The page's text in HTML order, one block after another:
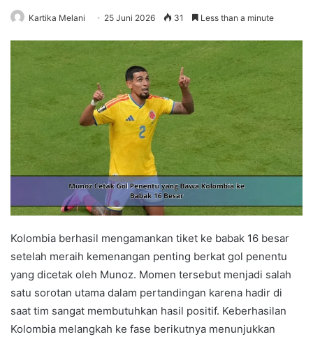
Kartika Melani 25 Juni 2026 31 Less than a minute
Kolombia berhasil mengamankan tiket ke babak 16 besar
setelah meraih kemenangan penting berkat gol penentu
yang dicetak oleh Munoz. Momen tersebut menjadi salah
satu sorotan utama dalam pertandingan karena hadir di
saat tim sangat membutuhkan hasil positif. Keberhasilan
Kolombia melangkah ke fase berikutnya menunjukkan